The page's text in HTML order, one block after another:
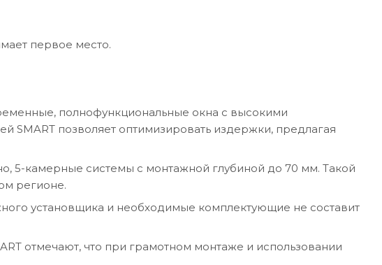
первое место.
полнофункциональные окна с высокими
SMART позволяет оптимизировать издержки, предлагая
5-камерные системы с монтажной глубиной до 70 мм. Такой
регионе.
установщика и необходимые комплектующие не составит
отмечают, что при грамотном монтаже и использовании